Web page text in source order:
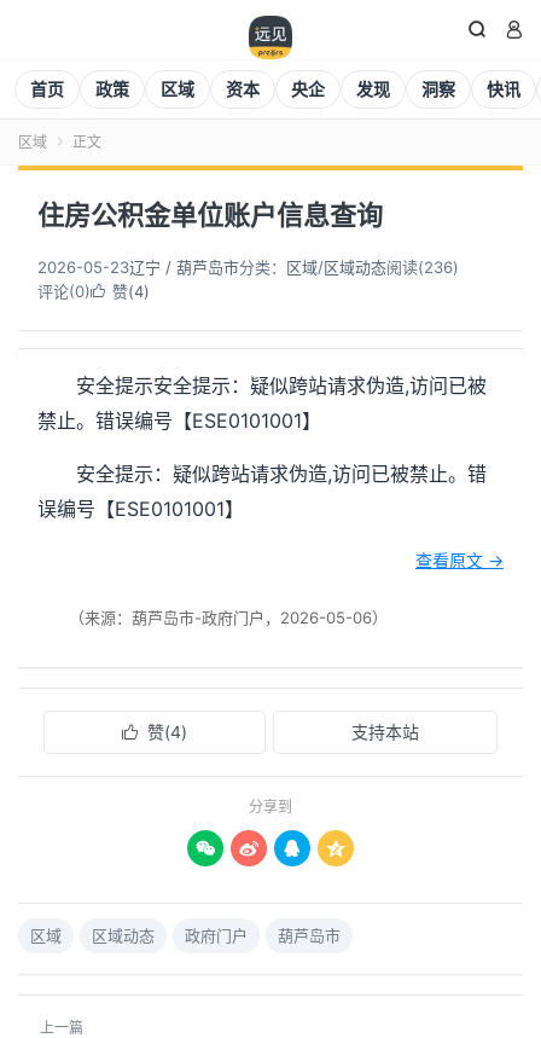
 
首页 政策 区域 资本 央企 发现 洞察 快讯
区域  正文
住房公积金单位账户信息查询
2026-05-23辽宁 / 葫芦岛市分类： 区域/区域动态阅读(236)
评论(0) 赞(4)
安全提示安全提示：疑似跨站请求伪造,访问已被
禁止。错误编号【ESE0101001】
安全提示：疑似跨站请求伪造,访问已被禁止。错
误编号【ESE0101001】
查看原文 →
（来源：葫芦岛市-政府门户，2026-05-06）
 赞(4) 支持本站
分享到
   
区域 区域动态 政府门户 葫芦岛市
上一篇